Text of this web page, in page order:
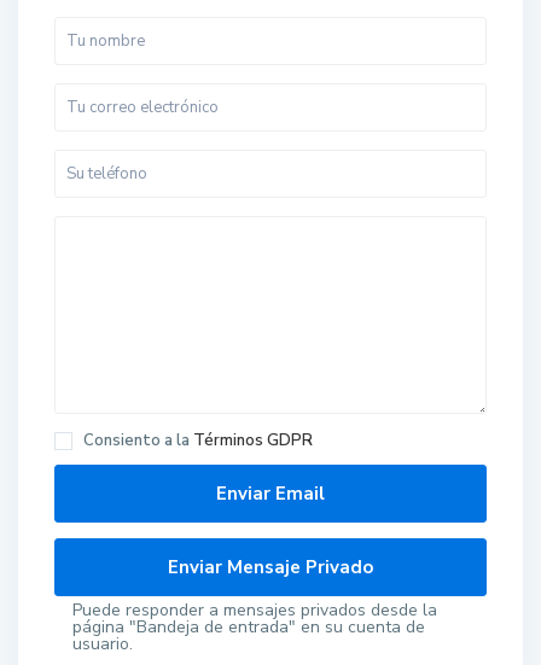
Consiento a la Términos GDPR
Puede responder a mensajes privados desde la
página "Bandeja de entrada" en su cuenta de
usuario.